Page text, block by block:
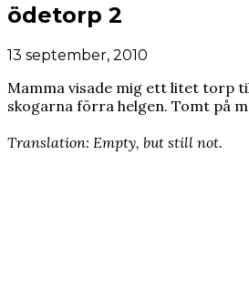
ödetorp 2
13 september, 2010
Mamma visade mig ett litet torp
skogarna förra helgen. Tomt på
Translation: Empty, but still not.